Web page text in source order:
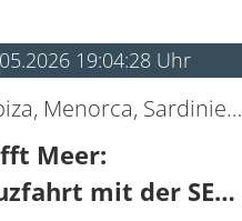
19:04:28 Uhr
Mallorca, Ibiza, Menorca, Sardinien, Korsika
Meer:
mit der SEA